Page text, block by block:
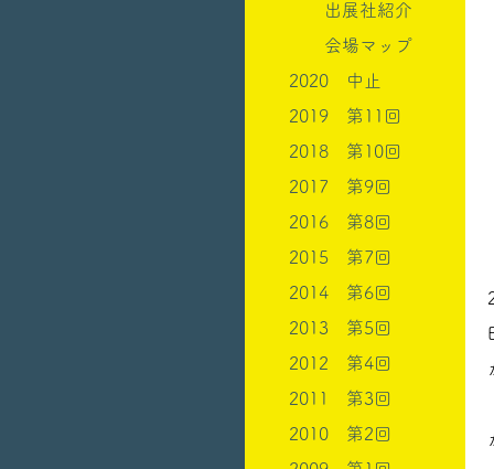
出展社紹介
会場マップ
2020 中止
2019 第11回
2018 第10回
2017 第9回
2016 第8回
2015 第7回
2014 第6回
2013 第5回
2012 第4回
2011 第3回
2010 第2回